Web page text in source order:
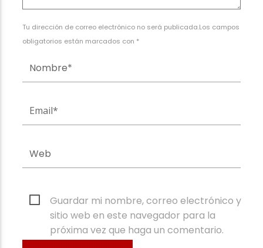
Tu dirección de correo electrónico no será publicada.Los campos
obligatorios están marcados con *
Guardar mi nombre, correo electrónico y
sitio web en este navegador para la
próxima vez que haga un comentario.